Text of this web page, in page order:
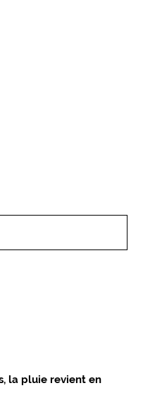
la pluie revient en